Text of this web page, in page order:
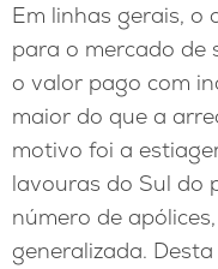
Em linhas gerais,
para o mercado de
o valor pago com
maior do que a
motivo foi a
lavouras do Sul do
número de
generalizada.